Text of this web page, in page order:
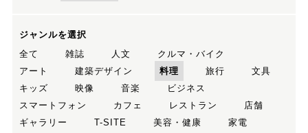
ジャンルを選択
全て
雑誌 人文
クルマ・バイク
アート
建築デザイン 料理 旅行
文具
キッズ
映像 音楽
ビジネス
スマートフォン
カフェ レストラン
店舗
ギャラリー
T-SITE 美容・健康
家電